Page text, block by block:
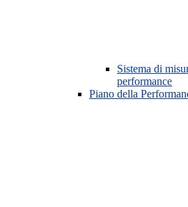
Sistema di
performance
Piano della